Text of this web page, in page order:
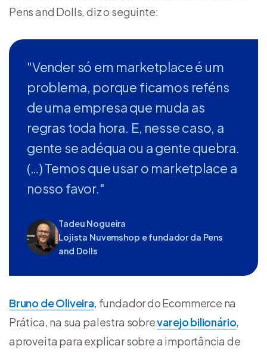
Pens and Dolls, diz o seguinte:
"Vender só em marketplace é um
problema, porque ficamos reféns
de uma empresa que muda as
regras toda hora. E, nesse caso, a
gente se adéqua ou a gente quebra.
(…) Temos que usar o marketplace a
nosso favor."
Tadeu Nogueira
Lojista Nuvemshop e fundador da Pens
and Dolls
Bruno de Oliveira, fundador do Ecommerce na
Prática, na sua palestra sobrevarejo bilionário,
aproveita para explicar sobre a importância de